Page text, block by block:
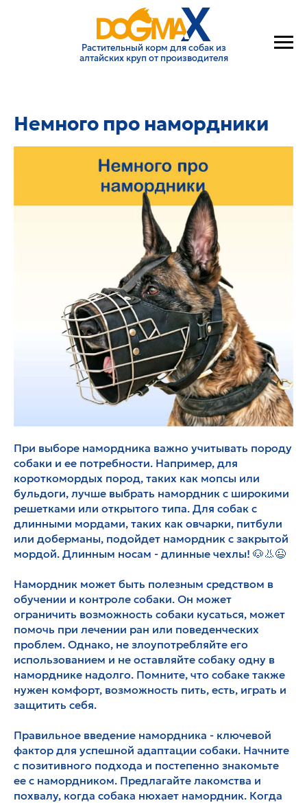
Растительный корм для собак из
алтайских круп от производителя
Немного про намордники
При выборе намордника важно учитывать породу
собаки и ее потребности. Например, для
короткомордых пород, таких как мопсы или
бульдоги, лучше выбрать намордник с широкими
решетками или открытого типа. Для собак с
длинными мордами, таких как овчарки, питбули
или доберманы, подойдет намордник с закрытой
мордой. Длинным носам - длинные чехлы! 🐶👃😉
Намордник может быть полезным средством в
обучении и контроле собаки. Он может
ограничить возможность собаки кусаться, может
помочь при лечении ран или поведенческих
проблем. Однако, не злоупотребляйте его
использованием и не оставляйте собаку одну в
наморднике надолго. Помните, что собаке также
нужен комфорт, возможность пить, есть, играть и
защитить себя.
Правильное введение намордника - ключевой
фактор для успешной адаптации собаки. Начните
с позитивного подхода и постепенно знакомьте
ее с намордником. Предлагайте лакомства и
похвалу, когда собака нюхает намордник. Когда